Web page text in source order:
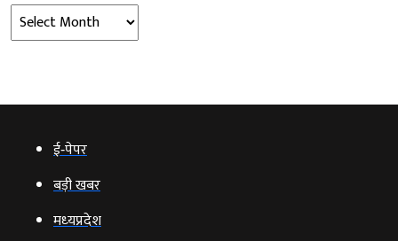
Archives
ई‑पेपर
बड़ी खबर
मध्‍यप्रदेश